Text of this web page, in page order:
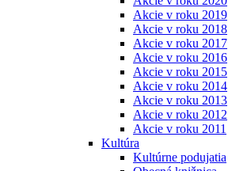
Akcie v roku 2019
Akcie v roku 2018
Akcie v roku 2017
Akcie v roku 2016
Akcie v roku 2015
Akcie v roku 2014
Akcie v roku 2013
Akcie v roku 2012
Akcie v roku 2011
Kultúra
Kultúrne podujatia